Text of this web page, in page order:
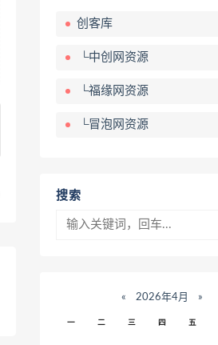
创客库
└中创网资源
└福缘网资源
└冒泡网资源
搜索
« 2026年4月 »
一 二 三 四 五